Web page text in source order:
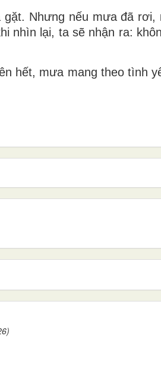
Nhưng nếu mưa đã
nhìn lại, ta sẽ nhận ra:
hết, mưa mang theo tình